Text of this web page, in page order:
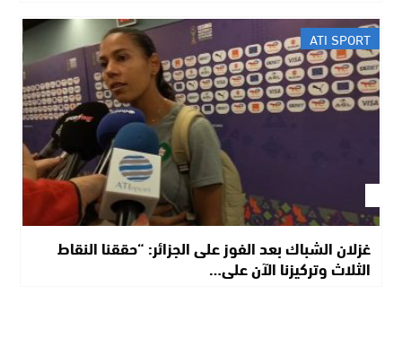
ATI SPORT
غزلان الشباك بعد الفوز على الجزائر: “حققنا النقاط
الثلاث وتركيزنا الآن على…